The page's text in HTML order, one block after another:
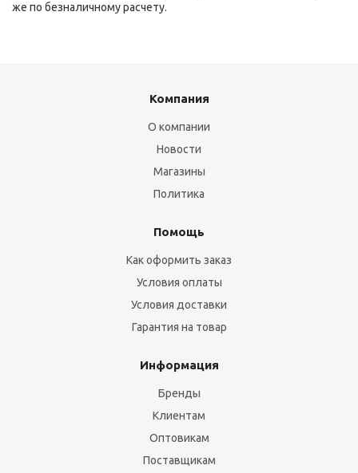
же по безналичному расчету.
Компания
О компании
Новости
Магазины
Политика
Помощь
Как оформить заказ
Условия оплаты
Условия доставки
Гарантия на товар
Информация
Бренды
Клиентам
Оптовикам
Поставщикам